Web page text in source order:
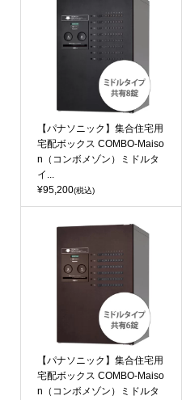
【パナソニック】集合住宅用
宅配ボックス COMBO-Maiso
n（コンボメゾン）ミドルタ
イ...
¥95,200(税込)
【パナソニック】集合住宅用
宅配ボックス COMBO-Maiso
n（コンボメゾン）ミドルタ